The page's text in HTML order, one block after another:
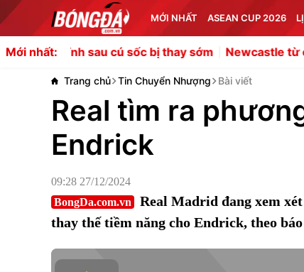
MỚI NHẤT ASEAN CUP 2026
Mới nhất:
sau cú sốc bị thay sớm Newcastle từ chối bán
Trang chủ Tin Chuyển Nhượng Bài viết
Real tìm ra
Endrick
09:28 27/12/2024
BongDa.com.vn
Real Madrid đang xem
thay thế tiềm năng cho Endrick, theo